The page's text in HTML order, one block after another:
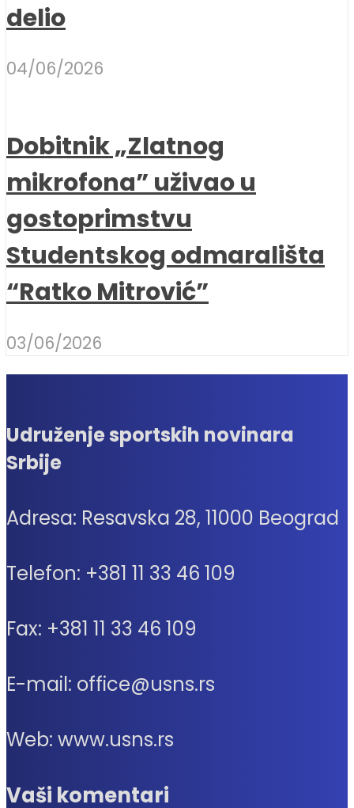
delio
04/06/2026
Dobitnik „Zlatnog
mikrofona” uživao u
gostoprimstvu
Studentskog odmarališta
“Ratko Mitrović”
03/06/2026
Udruženje sportskih novinara
Srbije
Adresa: Resavska 28, 11000 Beograd
Telefon: +381 11 33 46 109
Fax: +381 11 33 46 109
E-mail: office@usns.rs
Web: www.usns.rs
Vaši komentari